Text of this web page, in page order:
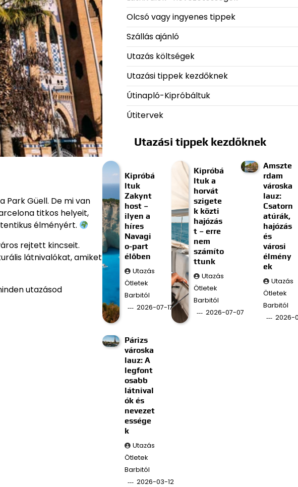
Park Güell. De mi van
titkos helyeit,
élményért.
rejtett kincseit.
látnivalókat, amiket
utazásod
Olcsó vagy ingyenes tippek
Szállás ajánló
Utazás költségek
Utazási tippek kezdőknek
Útinapló-Kipróbáltuk
Útitervek
Utazási tippek kezdőknek
Kipróbá
ltuk
Zakynt
host –
ilyen a
híres
Navagi
o-part
élőben
Utazás
Ötletek
Barbitól
2026-07-17
Kipróbá
ltuk a
horvát
szigete
k közti
hajózás
t – erre
nem
számíto
ttunk
Utazás
Ötletek
Barbitól
2026-07-07
Amszte
rdam
városka
lauz:
Csatorn
atúrák,
hajózás
és
városi
élmény
ek
Utazás
Ötletek
Barbitól
2026-
Párizs
városka
lauz: A
legfont
osabb
látnival
ók és
nevezet
essége
k
Utazás
Ötletek
Barbitól
2026-03-12